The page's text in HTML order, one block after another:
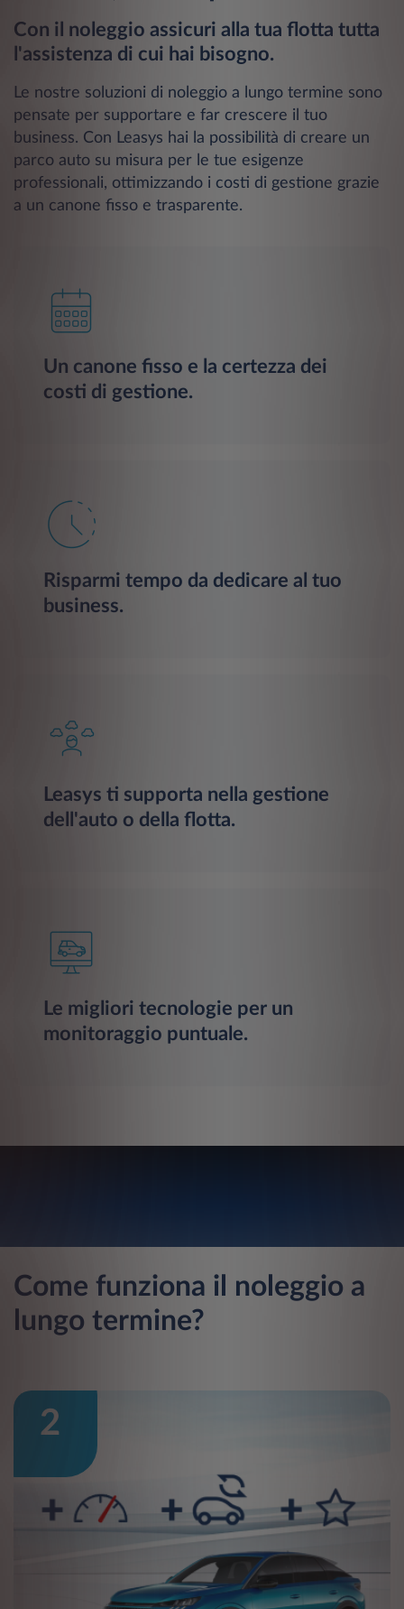
Con il noleggio assicuri alla tua flotta tutta
l'assistenza di cui hai bisogno.
Le nostre soluzioni di noleggio a lungo termine sono
pensate per supportare e far crescere il tuo
business. Con Leasys hai la possibilità di creare un
parco auto su misura per le tue esigenze
professionali, ottimizzando i costi di gestione grazie
a un canone fisso e trasparente.
Un canone fisso e la certezza dei
costi di gestione.
Risparmi tempo da dedicare al tuo
business.
Leasys ti supporta nella gestione
dell'auto o della flotta.
Le migliori tecnologie per un
monitoraggio puntuale.
Come funziona il noleggio a
lungo termine?
2